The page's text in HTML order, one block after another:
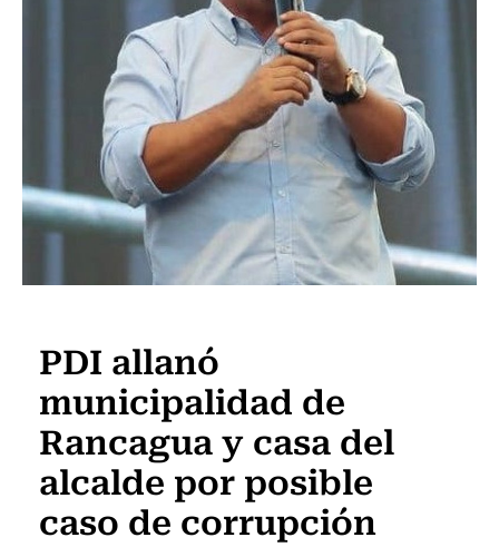
PDI allanó
municipalidad de
Rancagua y casa del
alcalde por posible
caso de corrupción